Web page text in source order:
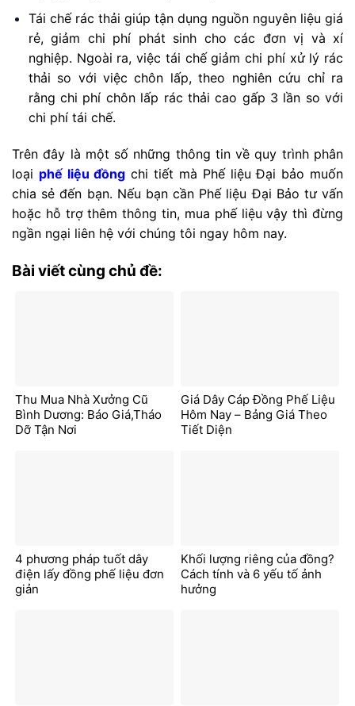
Tái chế rác thải giúp tận dụng nguồn nguyên liệu giá
rẻ, giảm chi phí phát sinh cho các đơn vị và xí
nghiệp. Ngoài ra, việc tái chế giảm chi phí xử lý rác
thải so với việc chôn lấp, theo nghiên cứu chỉ ra
rằng chi phí chôn lấp rác thải cao gấp 3 lần so với
chi phí tái chế.
Trên đây là một số những thông tin về quy trìnhphân
loại phế liệu đồng chi tiết mà Phế liệu Đại bảo muốn
chia sẻ đến bạn. Nếu bạn cần Phế liệu Đại Bảo tư vấn
hoặc hỗ trợ thêm thông tin, mua phế liệu vậy thì đừng
ngần ngại liên hệ với chúng tôi ngay hôm nay.
Bài viết cùng chủ đề:
Thu Mua Nhà Xưởng Cũ
Bình Dương: Báo Giá,Tháo
Dỡ Tận Nơi
Giá Dây Cáp Đồng Phế Liệu
Hôm Nay – Bảng Giá Theo
Tiết Diện
4 phương pháp tuốt dây
điện lấy đồng phế liệu đơn
giản
Khối lượng riêng của đồng?
Cách tính và 6 yếu tố ảnh
hưởng